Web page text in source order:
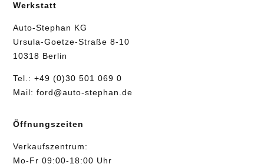
Werkstatt
Auto-Stephan KG
Ursula-Goetze-Straße 8-10
10318 Berlin
Tel.:+49 (0)30 501 069 0
Mail:ford@auto-stephan.de
Öffnungszeiten
Verkaufszentrum:
Mo-Fr 09:00-18:00 Uhr